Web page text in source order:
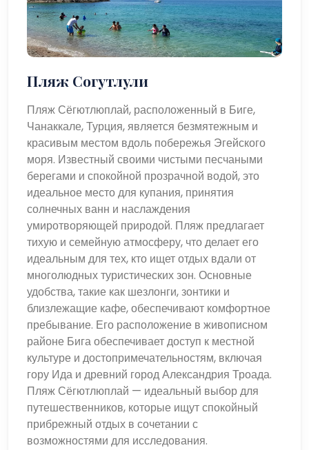
Пляж Согутлули
Пляж Сёгютлюплай, расположенный в Биге,
Чанаккале, Турция, является безмятежным и
красивым местом вдоль побережья Эгейского
моря. Известный своими чистыми песчаными
берегами и спокойной прозрачной водой, это
идеальное место для купания, принятия
солнечных ванн и наслаждения
умиротворяющей природой. Пляж предлагает
тихую и семейную атмосферу, что делает его
идеальным для тех, кто ищет отдых вдали от
многолюдных туристических зон. Основные
удобства, такие как шезлонги, зонтики и
близлежащие кафе, обеспечивают комфортное
пребывание. Его расположение в живописном
районе Бига обеспечивает доступ к местной
культуре и достопримечательностям, включая
гору Ида и древний город Александрия Троада.
Пляж Сёгютлюплай — идеальный выбор для
путешественников, которые ищут спокойный
прибрежный отдых в сочетании с
возможностями для исследования.